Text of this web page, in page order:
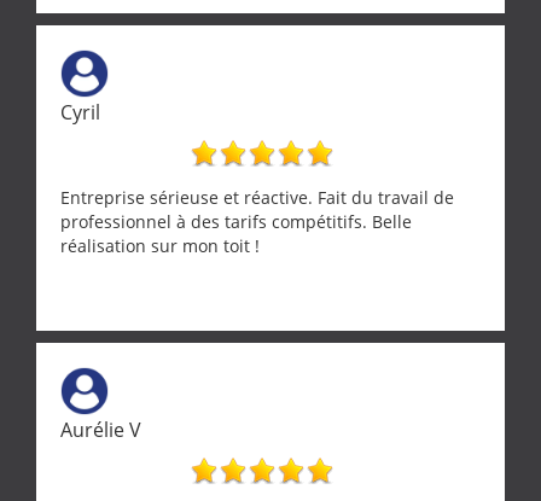
Cyril
Entreprise sérieuse et réactive. Fait du travail de
professionnel à des tarifs compétitifs. Belle
réalisation sur mon toit !
Aurélie V